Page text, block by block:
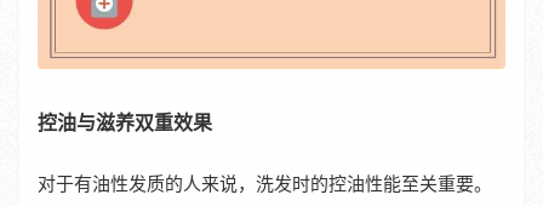
控油与滋养双重效果
对于有油性发质的人来说，洗发时的控油性能至关重要。